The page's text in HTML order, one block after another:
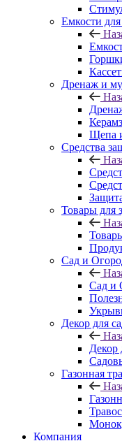
Емкости
Дренаж и
Щепа
Средства
Товары для
Сад и
Сад и
Декор для
Декор
Газонная
Компания